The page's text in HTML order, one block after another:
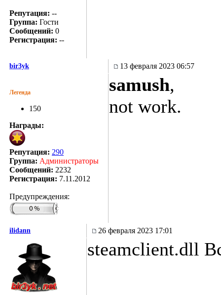
Репутация: --
Группа: Гости
Сообщений: 0
Регистрация: --
bir3yk 13 февраля 2023 06:57
Легенда
150
Награды:
Репутация: 290
Группа: Администраторы
Сообщений: 2232
Регистрация: 7.11.2012
Предупреждения:
samush,
not work.
ilidann 26 февраля 2023 17:01
steamclient.dll